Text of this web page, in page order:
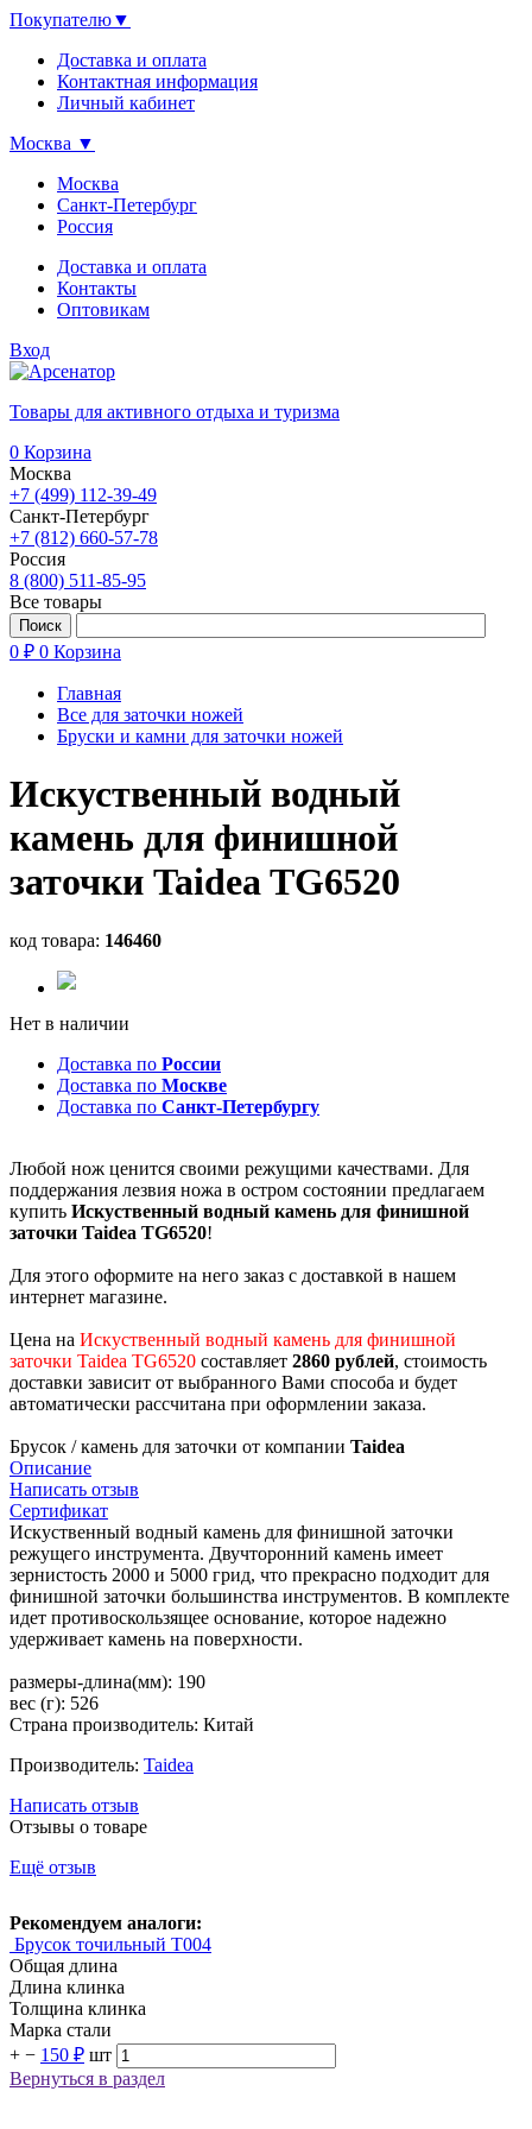
Покупателю▼
Доставка и оплата
Контактная информация
Личный кабинет
Москва ▼
Москва
Санкт-Петербург
Россия
Доставка и оплата
Контакты
Оптовикам
Вход
Товары для активного отдыха и туризма
0 Корзина
Москва
+7 (499) 112-39-49
Санкт-Петербург
+7 (812) 660-57-78
Россия
8 (800) 511-85-95
Все товары
0 ₽ 0 Корзина
Главная
Все для заточки ножей
Бруски и камни для заточки ножей
Искуственный водный
камень для финишной
заточки Taidea TG6520
код товара: 146460
Нет в наличии
Доставка по России
Доставка по Москве
Доставка по Санкт-Петербургу
Любой нож ценится своими режущими качествами. Для
поддержания лезвия ножа в остром состоянии предлагаем
купить Искуственный водный камень для финишной
заточки Taidea TG6520!
Для этого оформите на него заказ с доставкой в нашем
интернет магазине.
Цена на Искуственный водный камень для финишной
заточки Taidea TG6520 составляет 2860 рублей, стоимость
доставки зависит от выбранного Вами способа и будет
автоматически рассчитана при оформлении заказа.
Брусок / камень для заточки от компании Taidea
Описание
Написать отзыв
Сертификат
Искуственный водный камень для финишной заточки
режущего инструмента. Двучторонний камень имеет
зернистость 2000 и 5000 грид, что прекрасно подходит для
финишной заточки большинства инструментов. В комплекте
идет противоскользящее основание, которое надежно
удерживает камень на поверхности.
размеры-длина(мм): 190
вес (г): 526
Страна производитель: Китай
Производитель: Taidea
Написать отзыв
Отзывы о товаре
Ещё отзыв
Рекомендуем аналоги:
Брусок точильный T004
Общая длина
Длина клинка
Толщина клинка
Марка стали
+ − 150 ₽ шт
Вернуться в раздел